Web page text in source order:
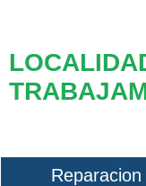
Reparacion